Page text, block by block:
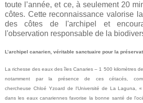
toute l’année, et ce, à seulement 20
côtes. Cette reconnaissance valorise
des côtes de l'archipel et
l'observation responsable de la
L’archipel canarien, véritable sanctuaire pour la
La richesse des eaux des îles Canaries – 1 500 kilomètres
notamment par la présence de ces cétacés,
chercheuse Chloé Yzoard de l'Université de La Laguna,
dans les eaux canariennes favorise la bonne santé de